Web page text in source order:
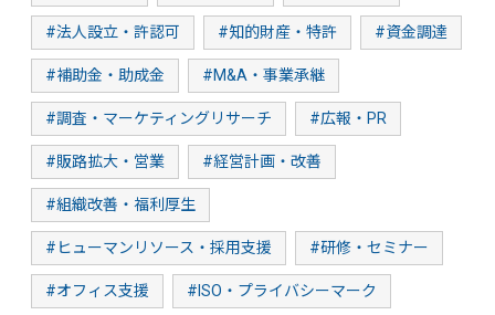
#法人設立・許認可 #知的財産・特許 #資金調達
#補助金・助成金 #M&A・事業承継
#調査・マーケティングリサーチ #広報・PR
#販路拡大・営業 #経営計画・改善
#組織改善・福利厚生
#ヒューマンリソース・採用支援 #研修・セミナー
#オフィス支援 #ISO・プライバシーマーク